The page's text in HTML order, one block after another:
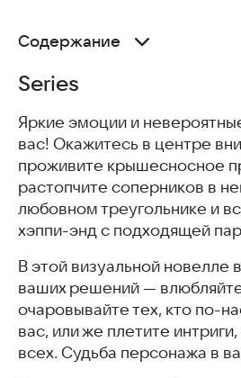
Содержание
Любовь, Деньги, Рок-н-Ролл
Novels
Не пытайся покинуть Омск
Часто задаваемые вопросы
Похожие статьи
Series
Яркие эмоции и
вас! Окажитесь в центре
проживите крышесносное
растопчите соперников в
любовном треугольнике и
хэппи-энд с подходящей
В этой визуальной новелле
ваших решений —
очаровывайте тех, кто по-
вас, или же плетите
всех. Судьба персонажа в